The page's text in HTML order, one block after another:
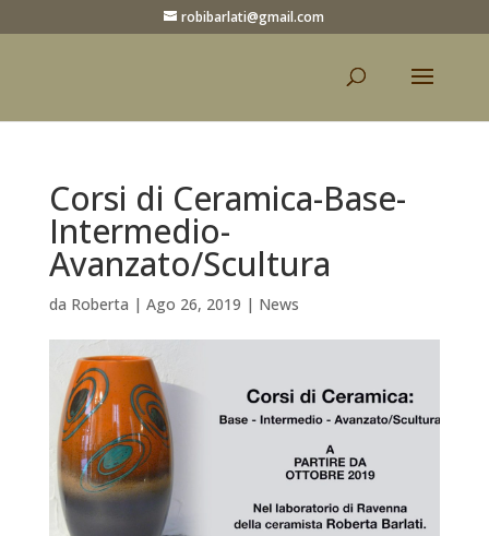
robibarlati@gmail.com
Corsi di Ceramica-Base-
Intermedio-
Avanzato/Scultura
da Roberta | Ago 26, 2019 | News